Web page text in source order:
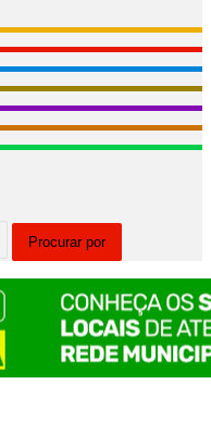
Procurar por